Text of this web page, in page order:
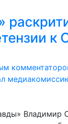
к
Владимир